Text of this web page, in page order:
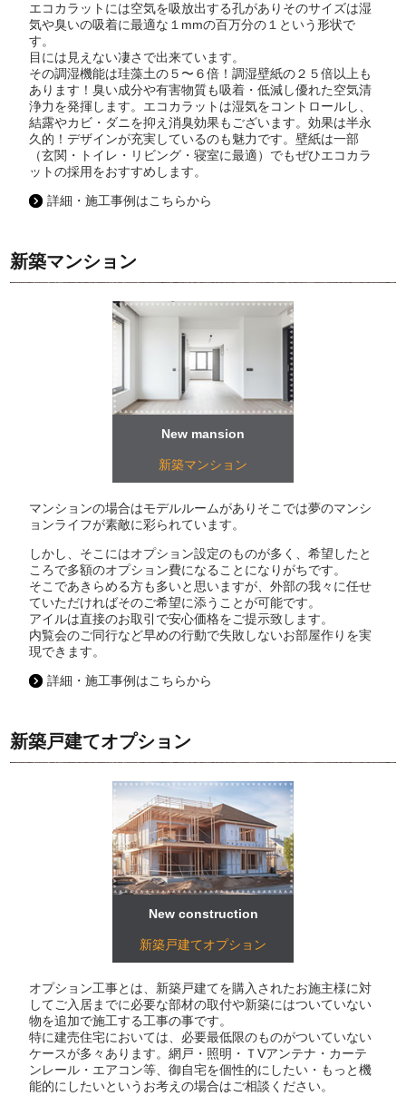
エコカラットには空気を吸放出する孔がありそのサイズは湿
気や臭いの吸着に最適な１mmの百万分の１という形状で
す。
目には見えない凄さで出来ています。
その調湿機能は珪藻土の５〜６倍！調湿壁紙の２５倍以上も
あります！臭い成分や有害物質も吸着・低減し優れた空気清
浄力を発揮します。エコカラットは湿気をコントロールし、
結露やカビ・ダニを抑え消臭効果もございます。効果は半永
久的！デザインが充実しているのも魅力です。壁紙は一部
（玄関・トイレ・リビング・寝室に最適）でもぜひエコカラ
ットの採用をおすすめします。
詳細・施工事例はこちらから
新築マンション
New mansion
新築マンション
マンションの場合はモデルルームがありそこでは夢のマンシ
ョンライフが素敵に彩られています。
しかし、そこにはオプション設定のものが多く、希望したと
ころで多額のオプション費になることになりがちです。
そこであきらめる方も多いと思いますが、外部の我々に任せ
ていただければそのご希望に添うことが可能です。
アイルは直接のお取引で安心価格をご提示致します。
内覧会のご同行など早めの行動で失敗しないお部屋作りを実
現できます。
詳細・施工事例はこちらから
新築戸建てオプション
New construction
新築戸建てオプション
オプション工事とは、新築戸建てを購入されたお施主様に対
してご入居までに必要な部材の取付や新築にはついていない
物を追加で施工する工事の事です。
特に建売住宅においては、必要最低限のものがついていない
ケースが多々あります。網戸・照明・ＴVアンテナ・カーテ
ンレール・エアコン等、御自宅を個性的にしたい・もっと機
能的にしたいというお考えの場合はご相談ください。